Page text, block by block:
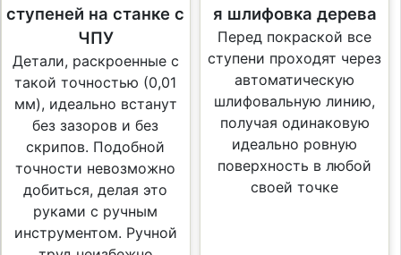
ступеней на станке с
ЧПУ
Детали, раскроенные с
такой точностью (0,01
мм), идеально встанут
без зазоров и без
скрипов. Подобной
точности невозможно
добиться, делая это
руками с ручным
инструментом. Ручной
я шлифовка дерева
Перед покраской все
ступени проходят через
автоматическую
шлифовальную линию,
получая одинаковую
идеально ровную
поверхность в любой
своей точке